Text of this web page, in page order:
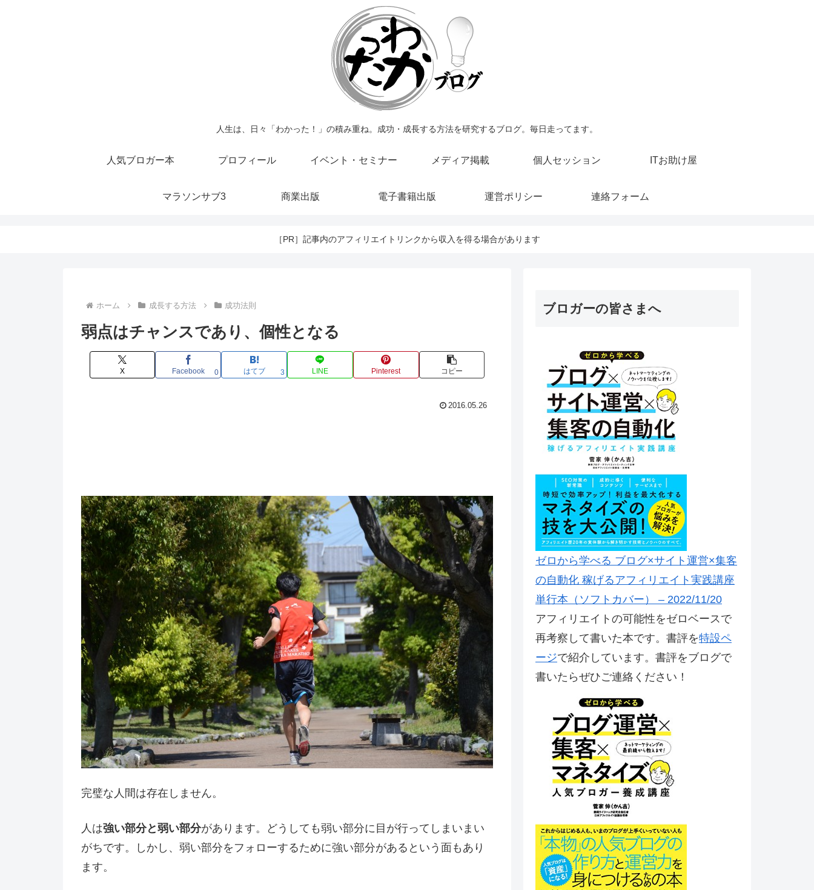
人生は、日々「わかった！」の積み重ね。成功・成長する方法を研究するブログ。毎日走ってます。
人気ブロガー本 プロフィール イベント・セミナー メディア掲載 個人セッション ITお助け屋
マラソンサブ3 商業出版 電子書籍出版 運営ポリシー 連絡フォーム
［PR］記事内のアフィリエイトリンクから収入を得る場合があります
ホーム 成長する方法 成功法則
弱点はチャンスであり、個性となる
X Facebook 0 はてブ 3 LINE Pinterest コピー
2016.05.26
完璧な人間は存在しません。
人は強い部分と弱い部分があります。どうしても弱い部分に目が行ってしまいまい
がちです。しかし、弱い部分をフォローするために強い部分があるという面もあり
ます。
ブロガーの皆さまへ
ゼロから学べる ブログ×サイト運営×集客
の自動化 稼げるアフィリエイト実践講座
単行本（ソフトカバー） – 2022/11/20
アフィリエイトの可能性をゼロベースで
再考察して書いた本です。書評を特設ペ
ージで紹介しています。書評をブログで
書いたらぜひご連絡ください！